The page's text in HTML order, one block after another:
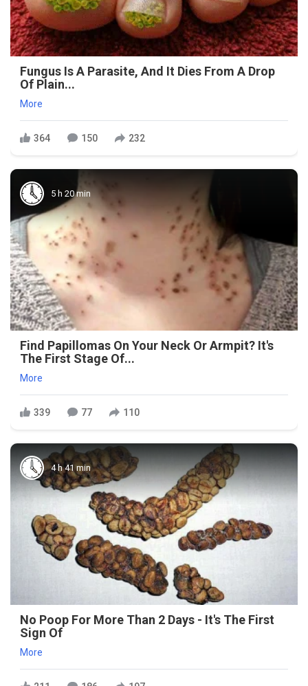
Fungus Is A Parasite, And It Dies From A Drop
Of Plain...
More
364 150 232
5 h 20 min
Find Papillomas On Your Neck Or Armpit? It's
The First Stage Of...
More
339 77 110
4 h 41 min
No Poop For More Than 2 Days - It's The First
Sign Of
More